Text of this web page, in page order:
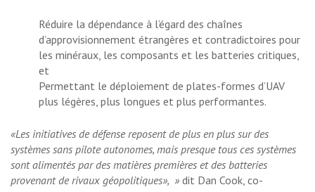
Réduire la dépendance à l’égard des chaînes
d’approvisionnement étrangères et contradictoires pour
les minéraux, les composants et les batteries critiques,
et
Permettant le déploiement de plates-formes d’UAV
plus légères, plus longues et plus performantes.
«Les initiatives de défense reposent de plus en plus sur des
systèmes sans pilote autonomes, mais presque tous ces systèmes
sont alimentés par des matières premières et des batteries
provenant de rivaux géopolitiques», » dit Dan Cook, co-